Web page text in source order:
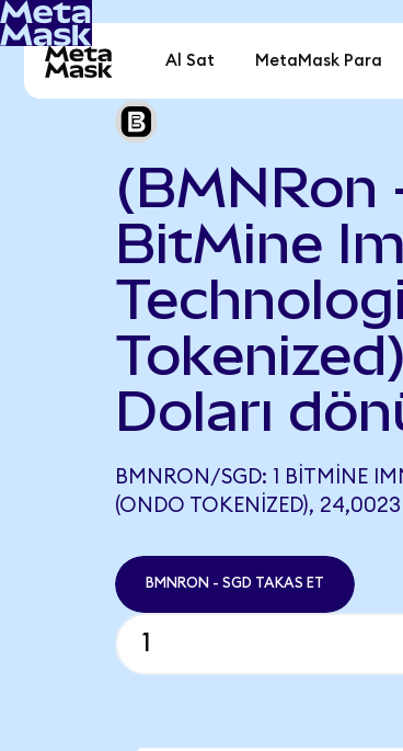
Al Sat MetaMask Para
(BMNRon
BitMine
Doları
BMNRON/SGD: 1 BITMINE
(ONDO TOKENIZED), 24,0023
BMNRON - SGD TAKAS ET